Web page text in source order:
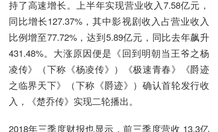
持了高速增长。上半年实现营业收入7.58亿元，
同比增长127.37%，其中影视剧收入占营业收入
比例增至77.72%，达到5.89亿元，同比去年飙升
431.48%。大涨原因便是《回到明朝当王爷之杨
凌传》（下称《杨凌传》）《极速青春》《爵迹
之临界天下》（下称《爵迹》）确认首轮发行收
入，《楚乔传》实现二轮播出。
2018年三季度财报也显示，前三季度营收 13.3亿